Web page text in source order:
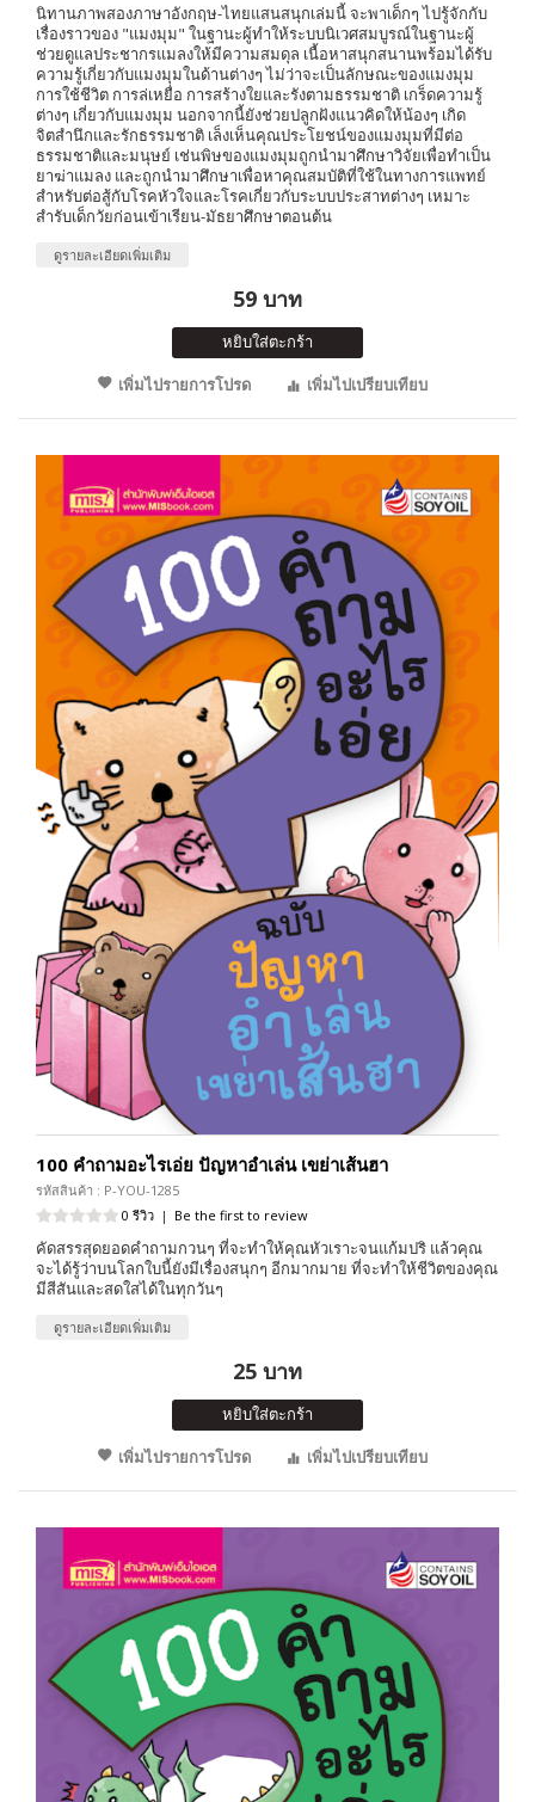
นิทานภาพสองภาษาอังกฤษ-ไทยแสนสนุกเล่มนี้ จะพาเด็กๆ ไปรู้จักกับ
เรื่องราวของ "แมงมุม" ในฐานะผู้ทำให้ระบบนิเวศสมบูรณ์ในฐานะผู้
ช่วยดูแลประชากรแมลงให้มีความสมดุล เนื้อหาสนุกสนานพร้อมได้รับ
ความรู้เกี่ยวกับแมงมุมในด้านต่างๆ ไม่ว่าจะเป็นลักษณะของแมงมุม
การใช้ชีวิต การล่เหยื่อ การสร้างใยและรังตามธรรมชาติ เกร็ดความรู้
ต่างๆ เกี่ยวกับแมงมุม นอกจากนี้ยังช่วยปลูกฝังแนวคิดให้น้องๆ เกิด
จิตสำนึกและรักธรรมชาติ เล็งเห็นคุณประโยชน์ของแมงมุมที่มีต่อ
ธรรมชาติและมนุษย์ เช่นพิษของแมงมุมถูกนำมาศึกษาวิจัยเพื่อทำเป็น
ยาฆ่าแมลง และถูกนำมาศึกษาเพื่อหาคุณสมบัติที่ใช้ในทางการแพทย์
สำหรับต่อสู้กับโรคหัวใจและโรคเกี่ยวกับระบบประสาทต่างๆ เหมาะ
สำรับเด็กวัยก่อนเข้าเรียน-มัธยาศึกษาตอนต้น
ดูรายละเอียดเพิ่มเติม
59 บาท
หยิบใส่ตะกร้า
เพิ่มไปรายการโปรด
เพิ่มไปเปรียบเทียบ
100 คำถามอะไรเอ่ย ปัญหาอำเล่น เขย่าเส้นฮา
รหัสสินค้า : P-YOU-1285
0 รีวิว | Be the first to review
คัดสรรสุดยอดคำถามกวนๆ ที่จะทำให้คุณหัวเราะจนแก้มปริ แล้วคุณ
จะได้รู้ว่าบนโลกใบนี้ยังมีเรื่องสนุกๆ อีกมากมาย ที่จะทำให้ชีวิตของคุณ
มีสีสันและสดใสได้ในทุกวันๆ
ดูรายละเอียดเพิ่มเติม
25 บาท
หยิบใส่ตะกร้า
เพิ่มไปรายการโปรด
เพิ่มไปเปรียบเทียบ